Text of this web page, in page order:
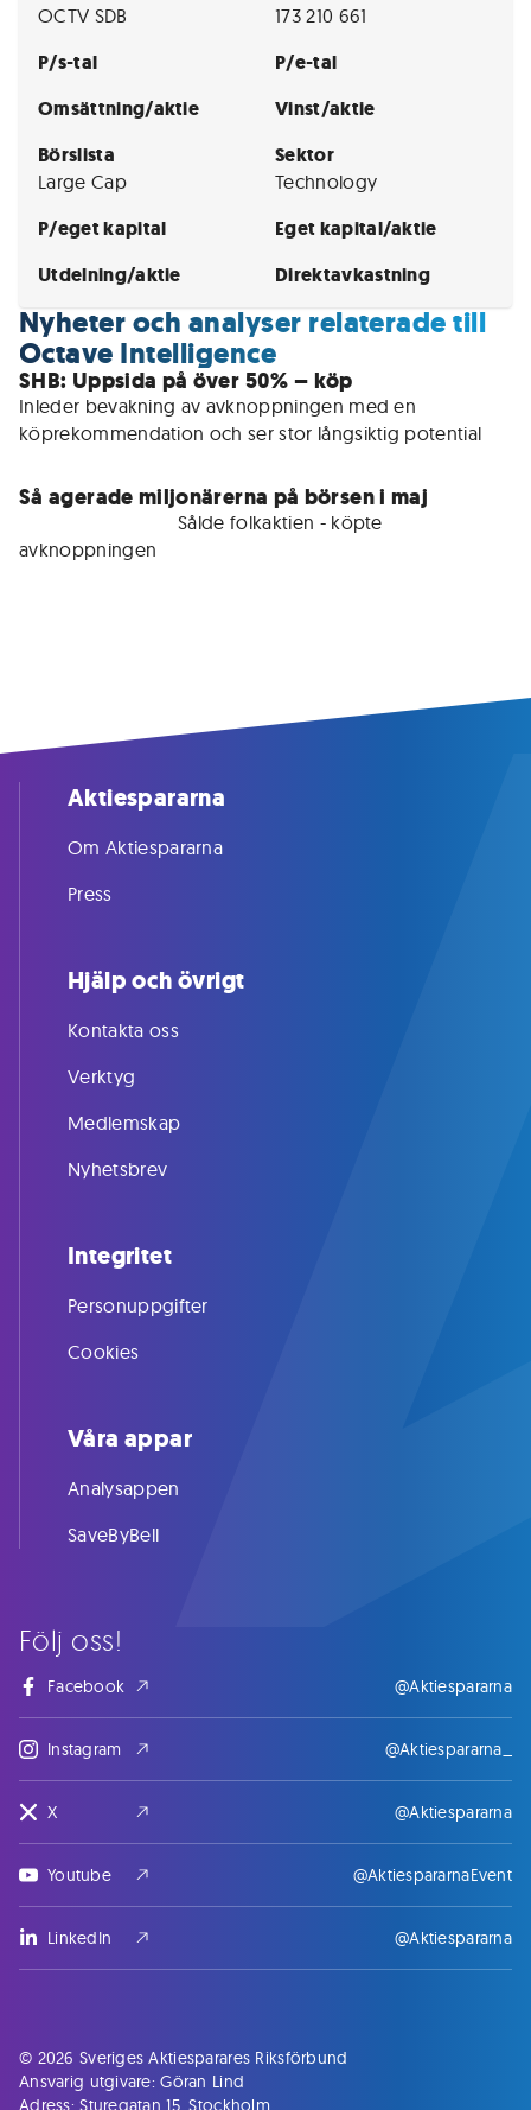
OCTV SDB 173 210 661
P/s-tal
P/e-tal
Omsättning/aktie
Vinst/aktie
Börslista
Large Cap
Sektor
Technology
P/eget kapital
Eget kapital/aktie
Utdelning/aktie
Direktavkastning
Nyheter och analyser relaterade till
Octave Intelligence
SHB: Uppsida på över 50% – köp
Inleder bevakning av avknoppningen med en
köprekommendation och ser stor långsiktig potential
Så agerade miljonärerna på börsen i maj
För medlemmar • Sålde folkaktien - köpte
avknoppningen
Följ oss!
Facebook @Aktiespararna
Instagram @Aktiespararna_
X @Aktiespararna
Youtube @AktiespararnaEvent
LinkedIn @Aktiespararna
Aktiespararna
Om Aktiespararna
Press
Hjälp och övrigt
Kontakta oss
Verktyg
Medlemskap
Nyhetsbrev
Integritet
Personuppgifter
Cookies
Våra appar
Analysappen
SaveByBell
© 2026 Sveriges Aktiesparares Riksförbund
Ansvarig utgivare: Göran Lind
Adress: Sturegatan 15, Stockholm